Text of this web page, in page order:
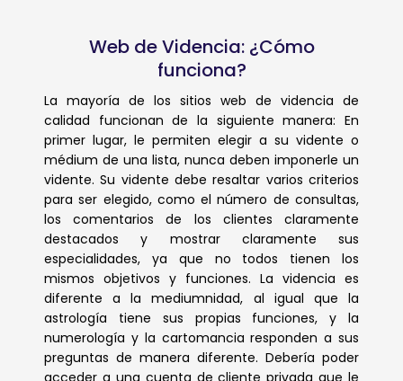
Web de Videncia: ¿Cómo
funciona?
La mayoría de los sitios web de videncia de
calidad funcionan de la siguiente manera: En
primer lugar, le permiten elegir a su vidente o
médium de una lista, nunca deben imponerle un
vidente. Su vidente debe resaltar varios criterios
para ser elegido, como el número de consultas,
los comentarios de los clientes claramente
destacados y mostrar claramente sus
especialidades, ya que no todos tienen los
mismos objetivos y funciones. La videncia es
diferente a la mediumnidad, al igual que la
astrología tiene sus propias funciones, y la
numerología y la cartomancia responden a sus
preguntas de manera diferente. Debería poder